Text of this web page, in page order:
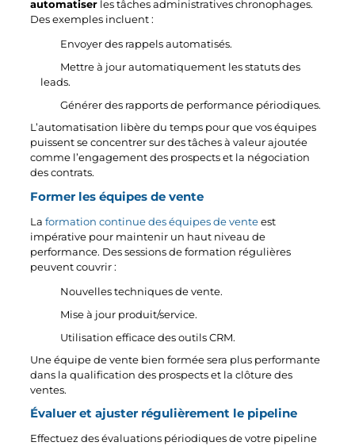
automatiser les tâches administratives chronophages.
Des exemples incluent :
Envoyer des rappels automatisés.
Mettre à jour automatiquement les statuts des
leads.
Générer des rapports de performance périodiques.
L’automatisation libère du temps pour que vos équipes
puissent se concentrer sur des tâches à valeur ajoutée
comme l’engagement des prospects et la négociation
des contrats.
Former les équipes de vente
Laformation continue des équipes de vente est
impérative pour maintenir un haut niveau de
performance. Des sessions de formation régulières
peuvent couvrir :
Nouvelles techniques de vente.
Mise à jour produit/service.
Utilisation efficace des outils CRM.
Une équipe de vente bien formée sera plus performante
dans la qualification des prospects et la clôture des
ventes.
Évaluer et ajuster régulièrement le pipeline
Effectuez des évaluations périodiques de votre pipeline